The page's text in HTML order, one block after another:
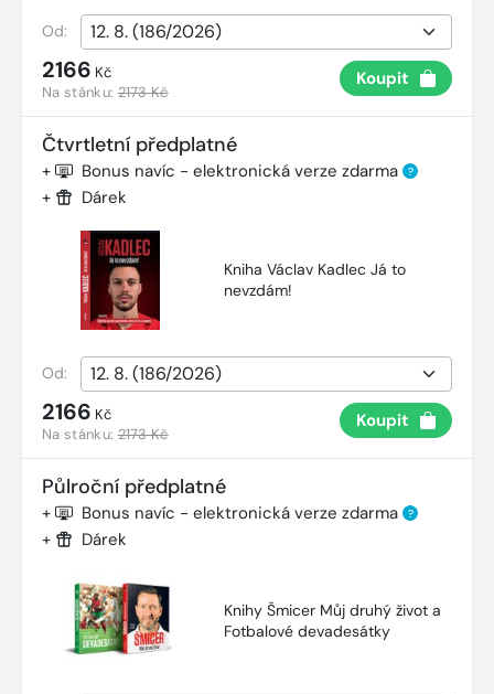
Od:
2166 Kč
Na stánku:2173 Kč
Koupit
Čtvrtletní předplatné
+ Bonus navíc - elektronická verze zdarma ?
+ Dárek
Kniha Václav Kadlec Já to
nevzdám!
Od:
2166 Kč
Na stánku:2173 Kč
Koupit
Půlroční předplatné
+ Bonus navíc - elektronická verze zdarma ?
+ Dárek
Knihy Šmicer Můj druhý život a
Fotbalové devadesátky